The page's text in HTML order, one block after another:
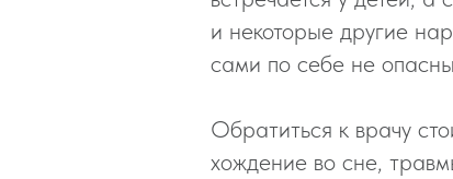
и некоторые другие
сами по себе не
Обратиться к врачу
хождение во сне,